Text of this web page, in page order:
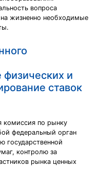
вопроса
на жизненно необходимые
и
ставок
комиссия по рынку
федеральный орган
государственной
контролю за
рынка ценных